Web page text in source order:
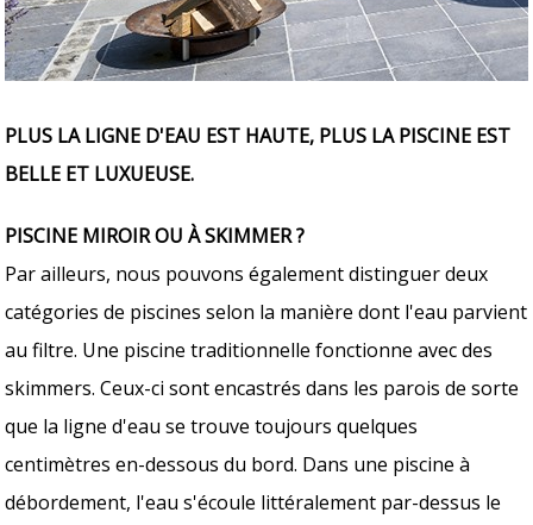
PLUS LA LIGNE D'EAU EST HAUTE, PLUS LA PISCINE EST
BELLE ET LUXUEUSE.
PISCINE MIROIR OU À SKIMMER ?
Par ailleurs, nous pouvons également distinguer deux
catégories de piscines selon la manière dont l'eau parvient
au filtre. Une piscine traditionnelle fonctionne avec des
skimmers. Ceux-ci sont encastrés dans les parois de sorte
que la ligne d'eau se trouve toujours quelques
centimètres en-dessous du bord. Dans une piscine à
débordement, l'eau s'écoule littéralement par-dessus le